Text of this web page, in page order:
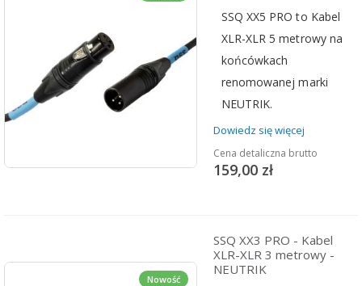
SSQ XX5 PRO to Kabel
XLR-XLR 5 metrowy na
końcówkach
renomowanej marki
NEUTRIK.
Dowiedz się więcej
Cena detaliczna brutto
159,00 zł
Nowość
SSQ XX3 PRO - Kabel
XLR-XLR 3 metrowy -
NEUTRIK